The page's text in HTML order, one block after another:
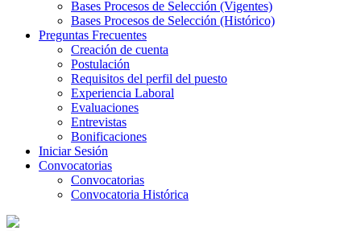
Bases Procesos de Selección (Vigentes)
Bases Procesos de Selección (Histórico)
Preguntas Frecuentes
Creación de cuenta
Postulación
Requisitos del perfil del puesto
Experiencia Laboral
Evaluaciones
Entrevistas
Bonificaciones
Iniciar Sesión
Convocatorias
Convocatorias
Convocatoria Histórica